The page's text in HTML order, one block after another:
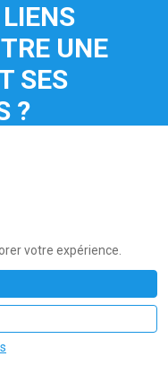
UNE
SES
?
votre expérience.